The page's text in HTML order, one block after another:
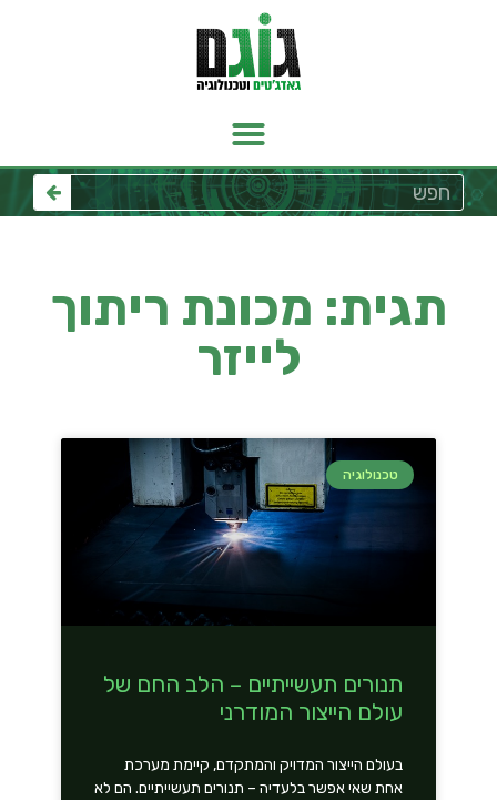
תגית: מכונת ריתוך
לייזר
טכנולוגיה
תנורים תעשייתיים – הלב החם של
עולם הייצור המודרני
בעולם הייצור המדויק והמתקדם, קיימת מערכת
אחת שאי אפשר בלעדיה – תנורים תעשייתיים. הם לא